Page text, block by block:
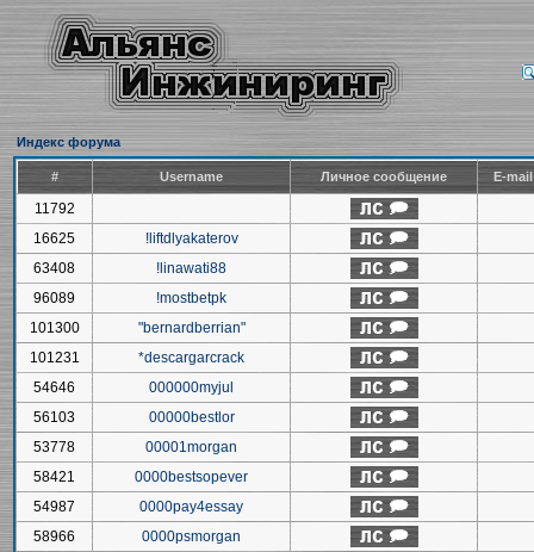
Индекс форума
# Username Личное сообщение E-
11792
16625
!liftdlyakaterov
63408
!linawati88
96089
!mostbetpk
101300
"bernardberrian"
101231
*descargarcrack
54646
000000myjul
56103
00000bestlor
53778
00001morgan
58421
0000bestsopever
54987
0000pay4essay
58966
0000psmorgan